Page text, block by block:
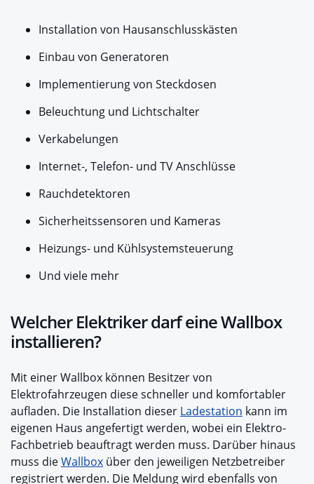
Installation von Hausanschlusskästen
Einbau von Generatoren
Implementierung von Steckdosen
Beleuchtung und Lichtschalter
Verkabelungen
Internet-, Telefon- und TV Anschlüsse
Rauchdetektoren
Sicherheitssensoren und Kameras
Heizungs- und Kühlsystemsteuerung
Und viele mehr
Welcher Elektriker darf eine Wallbox
installieren?
Mit einer Wallbox können Besitzer von
Elektrofahrzeugen diese schneller und komfortabler
aufladen. Die Installation dieser Ladestation kann im
eigenen Haus angefertigt werden, wobei ein Elektro-
Fachbetrieb beauftragt werden muss. Darüber hinaus
muss dieWallbox über den jeweiligen Netzbetreiber
registriert werden. Die Meldung wird ebenfalls von